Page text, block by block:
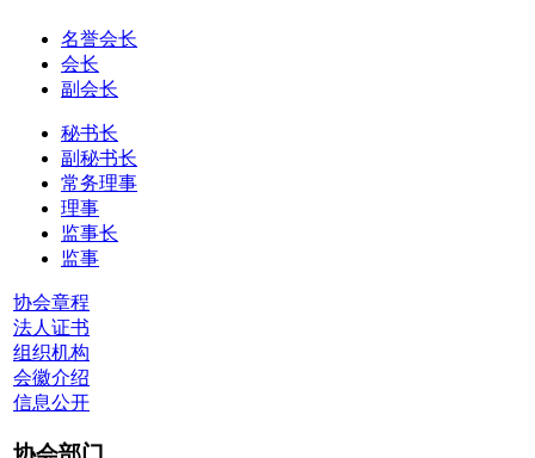
名誉会长
会长
副会长
秘书长
副秘书长
常务理事
理事
监事长
监事
协会章程
法人证书
组织机构
会徽介绍
信息公开